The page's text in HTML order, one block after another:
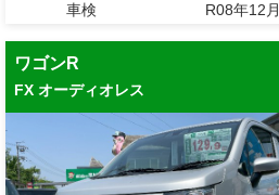
車検
R08年12月
ワゴンR
FX オーディオレス